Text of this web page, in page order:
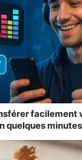
facilement
quelques